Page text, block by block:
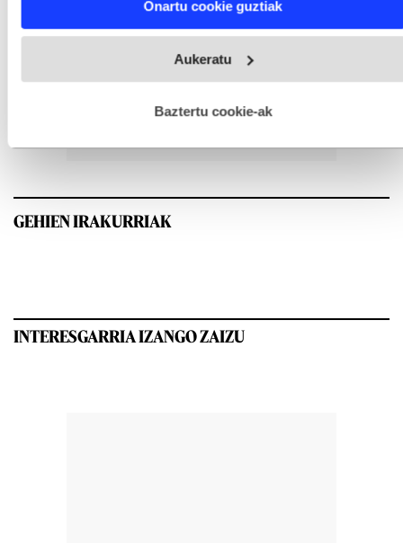
and set your preferences in thedetails section
fitxategiak erabiltzen ditu. Zure esperientzia eta zerbitzuak
esplizitua ematen diguzu.Gehiago irakurri
Onartu cookie guztiak
Aukeratu
Baztertu cookie-ak
GEHIEN IRAKURRIAK
INTERESGARRIA IZANGO ZAIZU